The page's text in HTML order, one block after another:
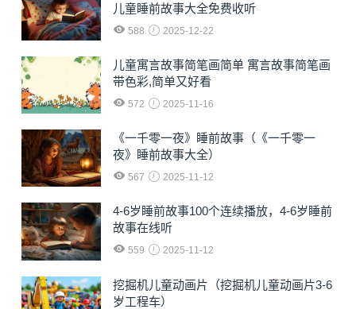
儿童睡前故事大全免费收听
588 2025-12-22
儿童寓言故事简笔画简单 寓言故事简笔画
带色彩,简单又好看
572 2025-11-16
《一千零一夜》睡前故事（《一千零一
夜》睡前故事大全）
567 2025-11-12
4-6岁睡前故事100个连续播放，4-6岁睡前
故事在线听
559 2025-11-12
挖掘机儿童动画片（挖掘机儿童动画片3-6
岁工程车）